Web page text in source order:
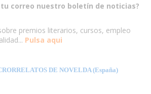
tu correo nuestro boletín de noticias?
premios literarios, cursos, empleo
Pulsa aqui
DE NOVELDA (España)